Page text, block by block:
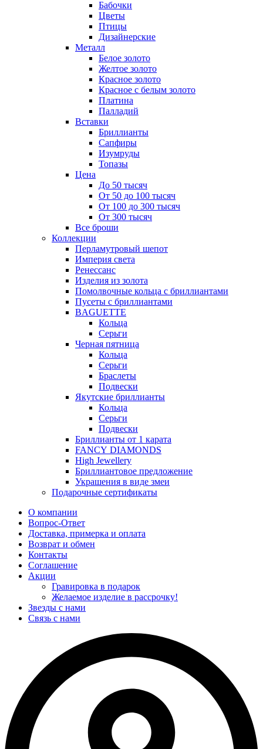
Бабочки
Цветы
Птицы
Дизайнерские
Металл
Белое золото
Желтое золото
Красное золото
Красное с белым золото
Платина
Палладий
Вставки
Бриллианты
Сапфиры
Изумруды
Топазы
Цена
До 50 тысяч
От 50 до 100 тысяч
От 100 до 300 тысяч
От 300 тысяч
Все броши
Коллекции
Перламутровый шепот
Империя света
Ренессанс
Изделия из золота
Помолвочные кольца с бриллиантами
Пусеты с бриллиантами
BAGUETTE
Кольца
Серьги
Черная пятница
Кольца
Серьги
Браслеты
Подвески
Якутские бриллианты
Кольца
Серьги
Подвески
Бриллианты от 1 карата
FANCY DIAMONDS
High Jewellery
Бриллиантовое предложение
Украшения в виде змеи
Подарочные сертификаты
О компании
Вопрос-Ответ
Доставка, примерка и оплата
Возврат и обмен
Контакты
Соглашение
Акции
Гравировка в подарок
Желаемое изделие в рассрочку!
Звезды с нами
Связь с нами